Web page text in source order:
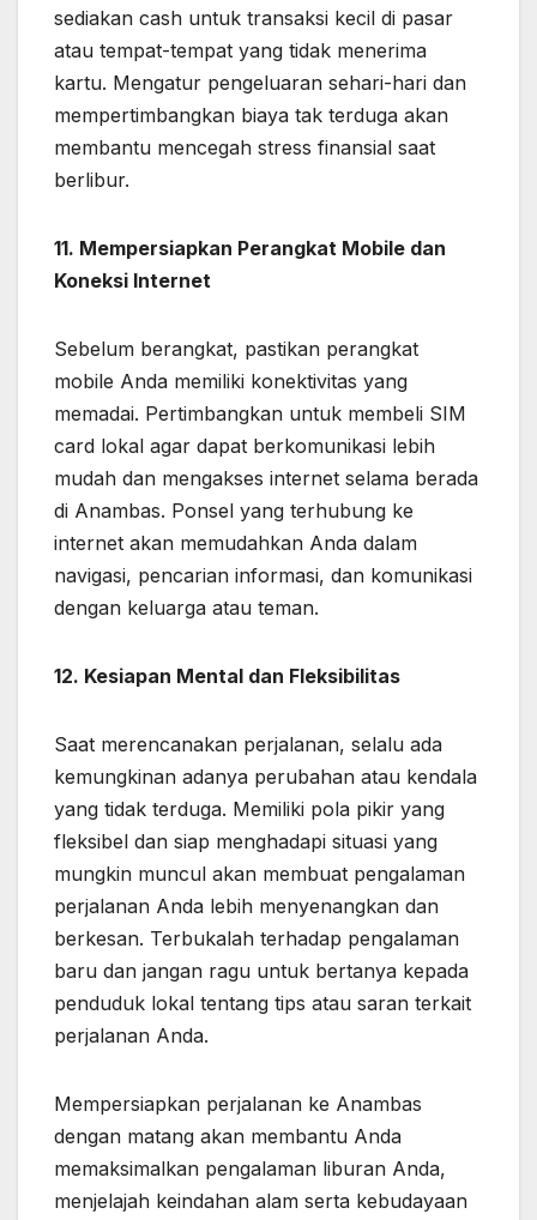
sediakan cash untuk transaksi kecil di pasar
atau tempat-tempat yang tidak menerima
kartu. Mengatur pengeluaran sehari-hari dan
mempertimbangkan biaya tak terduga akan
membantu mencegah stress finansial saat
berlibur.
11. Mempersiapkan Perangkat Mobile dan
Koneksi Internet
Sebelum berangkat, pastikan perangkat
mobile Anda memiliki konektivitas yang
memadai. Pertimbangkan untuk membeli SIM
card lokal agar dapat berkomunikasi lebih
mudah dan mengakses internet selama berada
di Anambas. Ponsel yang terhubung ke
internet akan memudahkan Anda dalam
navigasi, pencarian informasi, dan komunikasi
dengan keluarga atau teman.
12. Kesiapan Mental dan Fleksibilitas
Saat merencanakan perjalanan, selalu ada
kemungkinan adanya perubahan atau kendala
yang tidak terduga. Memiliki pola pikir yang
fleksibel dan siap menghadapi situasi yang
mungkin muncul akan membuat pengalaman
perjalanan Anda lebih menyenangkan dan
berkesan. Terbukalah terhadap pengalaman
baru dan jangan ragu untuk bertanya kepada
penduduk lokal tentang tips atau saran terkait
perjalanan Anda.
Mempersiapkan perjalanan ke Anambas
dengan matang akan membantu Anda
memaksimalkan pengalaman liburan Anda,
menjelajah keindahan alam serta kebudayaan